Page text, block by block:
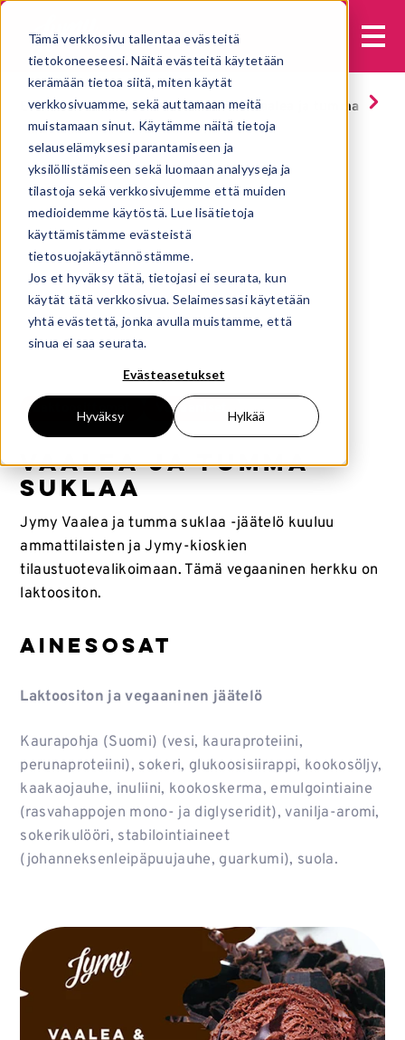
Tämä verkkosivu tallentaa evästeitä
tietokoneeseesi. Näitä evästeitä käytetään
kerämään tietoa siitä, miten käytät
verkkosivuamme, sekä auttamaan meitä
muistamaan sinut. Käytämme näitä tietoja
selauselämyksesi parantamiseen ja
yksilöllistämiseen sekä luomaan analyyseja ja
tilastoja sekä verkkosivujemme että muiden
medioidemme käytöstä. Lue lisätietoja
käyttämistämme evästeistä
tietosuojakäytännöstämme.
Jos et hyväksy tätä, tietojasi ei seurata, kun
käytät tätä verkkosivua. Selaimessasi käytetään
yhtä evästettä, jonka avulla muistamme, että
sinua ei saa seurata.
Evästeasetukset
Hyväksy Hylkää
Etusivu Jäätelöt Ammattilaisille Vaalea ja tumma suklaa
Laktoosittomat Vegaaniset
Vaalea ja tumma
suklaa
Jymy Vaalea ja tumma suklaa -jäätelö kuuluu
ammattilaisten ja Jymy-kioskien
tilaustuotevalikoimaan. Tämä vegaaninen herkku on
laktoositon.
Ainesosat
Laktoositon ja vegaaninen jäätelö
Kaurapohja (Suomi) (vesi, kauraproteiini,
perunaproteiini), sokeri, glukoosisiirappi, kookosöljy,
kaakaojauhe, inuliini, kookoskerma, emulgointiaine
(rasvahappojen mono- ja diglyseridit), vanilja-aromi,
sokerikulööri, stabilointiaineet
(johanneksenleipäpuujauhe, guarkumi), suola.